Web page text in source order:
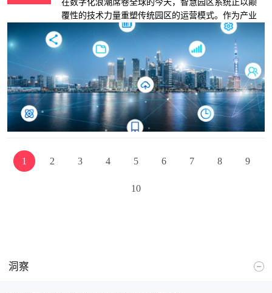
覆性的技术力量重塑传统园区的运营模式。作为产业
集聚与创新发展的核心载体，智慧园区系统通过深度
融合物联网、大数据、人工智能等前沿技术，构建起
一个"感知-分析-决策-执行"的闭环生态系统，为园区
管理者、企业及用户提供全方位、智能化的服务体
验。
1 2 3 4 5 6 7 8 9
10
洞察